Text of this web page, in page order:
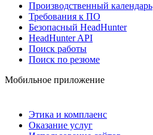
Производственный календарь
Требования к ПО
Безопасный HeadHunter
HeadHunter API
Поиск работы
Поиск по резюме
Мобильное приложение
Этика и комплаенс
Оказание услуг